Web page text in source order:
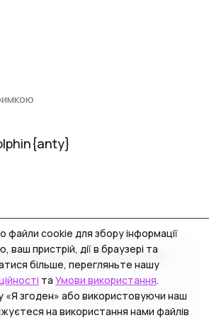
- від установки і до
може пройти 5-10 хвилин. Так
до нових доопрацювань, сервіс
Дольфін останніми місяцями. В
дуже зручно та комфортно,
одних профілях, які
- дуже зручно.
працівника чомусь трапляються
виникають якісь збої і
перевстановлювати. Також
software solutions LTD. All rights
Court off. 3, Germasogeia 4040,
файли cookie для збору інформації
ваш пристрій, дії в браузері та
більше, перегляньте нашу
та Умови використання.
«Я згоден» або використовуючи наш
на використання нами файлів